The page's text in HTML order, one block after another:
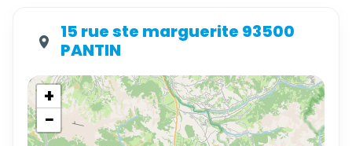
15 rue ste marguerite 93500
PANTIN
+
−